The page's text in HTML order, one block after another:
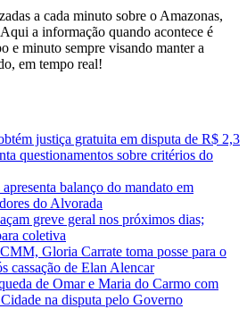
a cada minuto sobre o Amazonas,
a informação quando acontece é
e minuto sempre visando manter a
em tempo real!
justiça gratuita em disputa de R$ 2,3
questionamentos sobre critérios do
balanço do mandato em
do Alvorada
greve geral nos próximos dias;
coletiva
Gloria Carrate toma posse para o
cassação de Elan Alencar
de Omar e Maria do Carmo com
na disputa pelo Governo